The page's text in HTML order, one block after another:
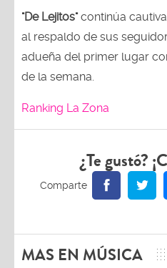
"De Lejitos"continúa
al respaldo de sus
adueña del primer lugar
de la semana.
Ranking La Zona
¿Te gustó?
MAS EN MÚSICA